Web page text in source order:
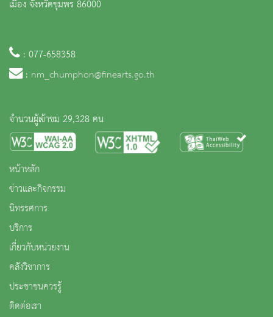
เมือง จังหวัดชุมพร 86000
: 077-658358
: nm_chumphon@finearts.go.th
จำนวนผู้เข้าชม 29,328 คน
หน้าหลัก
ข่าวและกิจกรรม
นิทรรศการ
บริการ
เกี่ยวกับหน่วยงาน
คลังวิชาการ
ประชาชนควรรู้
ติดต่อเรา